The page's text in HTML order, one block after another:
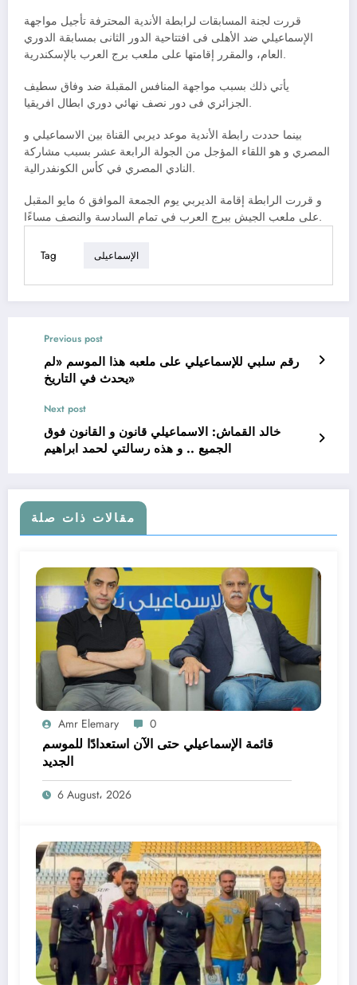
قررت لجنة المسابقات لرابطة الأندية المحترفة تأجيل مواجهة
الإسماعيلي ضد الأهلى فى افتتاحية الدور الثانى بمسابقة الدوري
العام، والمقرر إقامتها على ملعب برج العرب بالإسكندرية.
يأتي ذلك بسبب مواجهة المنافس المقبلة ضد وفاق سطيف
الجزائري فى دور نصف نهائي دوري ابطال افريقيا.
بينما حددت رابطة الأندية موعد ديربي القناة بين الاسماعيلي و
المصري و هو اللقاء المؤجل من الجولة الرابعة عشر بسبب مشاركة
النادي المصري في كأس الكونفدرالية.
و قررت الرابطة إقامة الديربي يوم الجمعة الموافق 6 مايو المقبل
على ملعب الجيش ببرج العرب في تمام السادسة والنصف مساءًا.
Tag الإسماعيلى
Previous post
رقم سلبي للإسماعيلي على ملعبه هذا الموسم «لم
يحدث في التاريخ»
Next post
خالد القماش: الاسماعيلي قانون و القانون فوق
الجميع .. و هذه رسالتي لحمد ابراهيم
مقالات ذات صلة
Amr Elemary 0
قائمة الإسماعيلي حتى الآن استعدادًا للموسم
الجديد
6 August، 2026